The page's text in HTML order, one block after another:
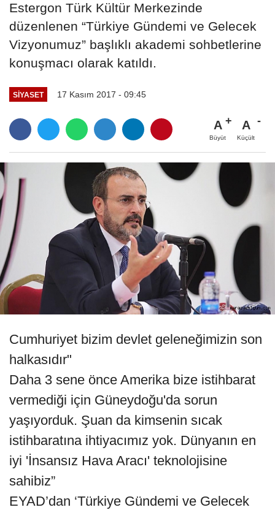
Estergon Türk Kültür Merkezinde
düzenlenen “Türkiye Gündemi ve Gelecek
Vizyonumuz” başlıklı akademi sohbetlerine
konuşmacı olarak katıldı.
SİYASET 17 Kasım 2017 - 09:45
A
Büyüt
A
Küçült
Cumhuriyet bizim devlet geleneğimizin son
halkasıdır"
Daha 3 sene önce Amerika bize istihbarat
vermediği için Güneydoğu'da sorun
yaşıyorduk. Şuan da kimsenin sıcak
istihbaratına ihtiyacımız yok. Dünyanın en
iyi 'İnsansız Hava Aracı' teknolojisine
sahibiz”
EYAD’dan ‘Türkiye Gündemi ve Gelecek